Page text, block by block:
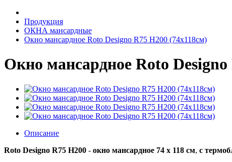
Продукция
ОКНА мансардные
Окно мансардное Roto Designo R75 H200 (74x118см)
Окно мансардное Roto
Описание
Roto Designo R75 H200 - окно мансардное 74 x 118 см, с